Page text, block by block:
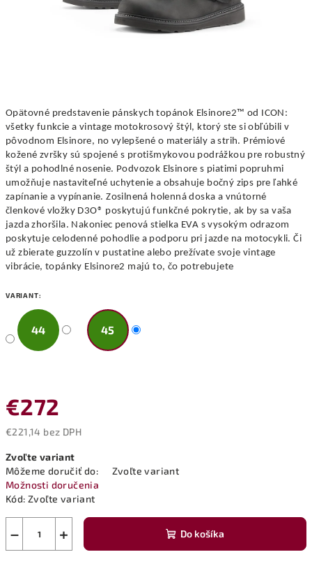
Opätovné predstavenie pánskych topánok Elsinore2™ od ICON:
všetky funkcie a vintage motokrosový štýl, ktorý ste si obľúbili v
pôvodnom Elsinore, no vylepšené o materiály a strih. Prémiové
kožené zvršky sú spojené s protišmykovou podrážkou pre robustný
štýl a pohodlné nosenie. Podvozok Elsinore s piatimi popruhmi
umožňuje nastaviteľné uchytenie a obsahuje bočný zips pre ľahké
zapínanie a vypínanie. Zosilnená holenná doska a vnútorné
členkové vložky D3O® poskytujú funkčné pokrytie, ak by sa vaša
jazda zhoršila. Nakoniec penová stielka EVA s vysokým odrazom
poskytuje celodenné pohodlie a podporu pri jazde na motocykli. Či
už zbierate guzzolín v pustatine alebo prežívate svoje vintage
vibrácie, topánky Elsinore2 majú to, čo potrebujete
VARIANT:
44 45
€272
€221,14 bez DPH
cena:
Zvoľte variant
Môžeme doručiť do:
Zvoľte variant
Možnosti doručenia
Kód: Zvoľte variant
+
− Do košíka